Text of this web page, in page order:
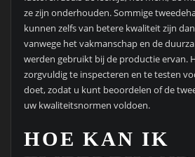
ze zijn onderhouden. Sommige
kunnen zelfs van betere kwaliteit zijn
vanwege het vakmanschap en de
werden gebruikt bij de productie ervan.
zorgvuldig te inspecteren en te testen
doet, zodat u kunt beoordelen of de
uw kwaliteitsnormen voldoen.
HOE KAN IK